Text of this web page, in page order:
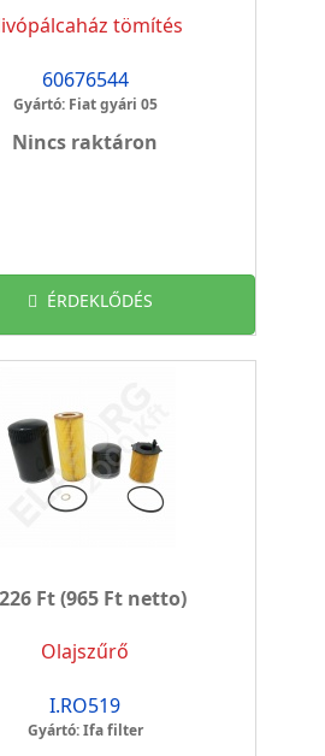
tömítés
60676544
Gyártó: Fiat gyári 05
Nincs raktáron
ÉRDEKLŐDÉS
Ft(965 Ft netto)
Olajszűrő
I.RO519
Gyártó: Ifa filter